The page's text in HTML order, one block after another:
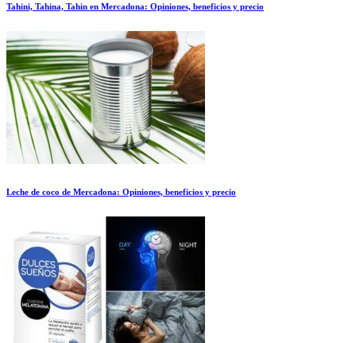
Tahini, Tahina, Tahin en Mercadona: Opiniones, beneficios y precio
Leche de coco de Mercadona: Opiniones, beneficios y precio